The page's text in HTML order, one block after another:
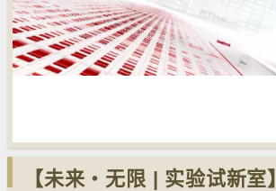
【未来‧无限 | 实验试新室